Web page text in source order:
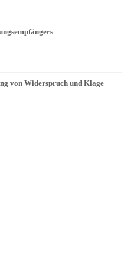
von Widerspruch und Klage